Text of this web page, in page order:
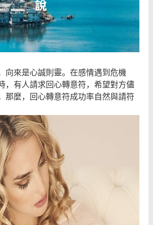
八字合婚 運勢測算
向來是心誠則靈。在感情遇到危機
，有人請求回心轉意符，希望對方儘
那麼，回心轉意符成功率自然與請符